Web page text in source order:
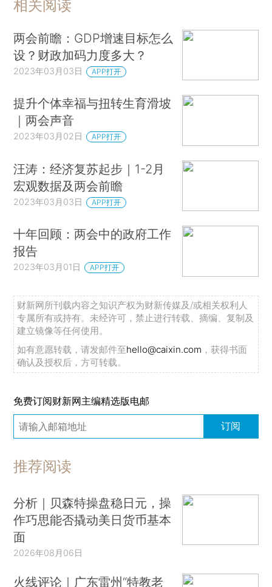
相关阅读
两会前瞻：GDP增速目标怎么
设？财政加码力度多大？
2023年03月03日 APP打开
提升个体幸福与扭转生育滑坡
｜两会声音
2023年03月02日 APP打开
汪涛：经济复苏起步｜1-2月
宏观数据及两会前瞻
2023年03月03日 APP打开
十年回顾：两会中的政府工作
报告
2023年03月01日 APP打开
财新网所刊载内容之知识产权为财新传媒及/或相关权利人
专属所有或持有。未经许可，禁止进行转载、摘编、复制及
建立镜像等任何使用。
如有意愿转载，请发邮件至hello@caixin.com ，获得书面
确认及授权后，方可转载。
免费订阅财新网主编精选版电邮
订阅
推荐阅读
分析｜贝森特操盘稳日元，操
作巧思能否撬动美日货币基本
面
2026年08月06日
火线评论｜广东雷州“特教老